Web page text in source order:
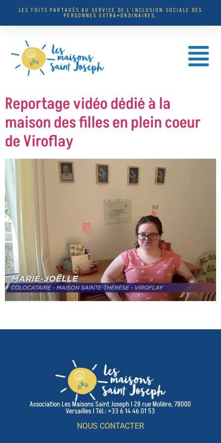
LES TOITS PARTAGÉS AU SERVICE DE L’INCLUSION SOCIALE DES
PERSONNES EXTRA+ORDINAIRES.
Reportage vidéo dédié à la
maison des filles en plein coeur
de Viroflay
Association Les Maisons Saint Joseph I 28 rue Molière, 78000
Versailles I Tél.: +33 6 14 46 01 53
NOUS CONTACTER